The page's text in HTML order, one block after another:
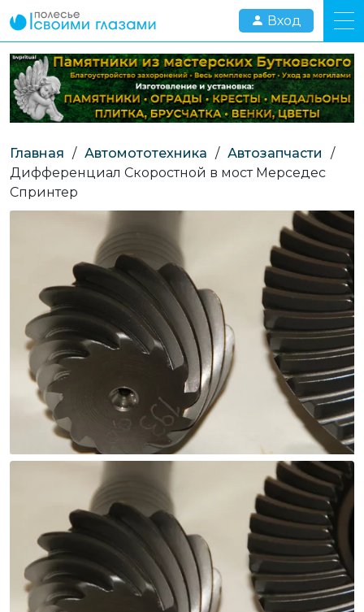
Вход
Главная / Автомототехника / Автозапчасти
/
Дифференциал Скоростной в мост Мерседес
Спринтер